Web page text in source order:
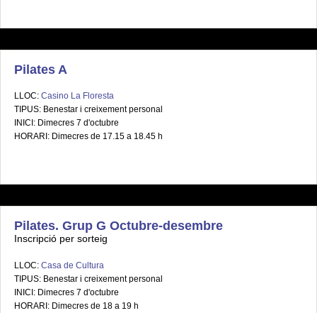
Pilates A
LLOC: Casino La Floresta
TIPUS: Benestar i creixement personal
INICI: Dimecres 7 d'octubre
HORARI: Dimecres de 17.15 a 18.45 h
Pilates. Grup G Octubre-desembre
Inscripció per sorteig
LLOC: Casa de Cultura
TIPUS: Benestar i creixement personal
INICI: Dimecres 7 d'octubre
HORARI: Dimecres de 18 a 19 h